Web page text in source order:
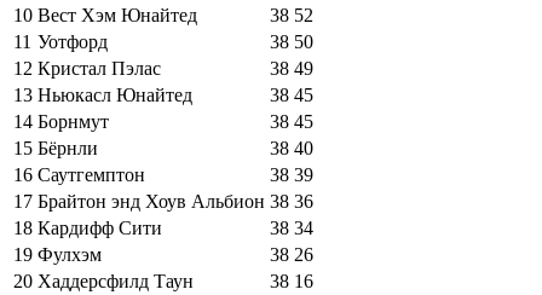
10 Вест Хэм Юнайтед 38 52
11 Уотфорд 38 50
12 Кристал Пэлас 38 49
13 Ньюкасл Юнайтед 38 45
14 Борнмут 38 45
15 Бёрнли 38 40
16 Саутгемптон 38 39
17 Брайтон энд Хоув Альбион 38 36
18 Кардифф Сити 38 34
19 Фулхэм 38 26
20 Хаддерсфилд Таун 38 16